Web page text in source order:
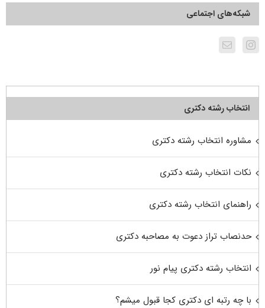
شبکه‌های اجتماعی
انتخاب رشته دکتری
مشاوره انتخاب رشته دکتری
نکات انتخاب رشته دکتری
راهنمای انتخاب رشته دکتری
حدنصاب تراز دعوت به مصاحبه دکتری
انتخاب رشته دکتری پیام نور
با چه رتبه ای دکتری کجا قبول میشم؟